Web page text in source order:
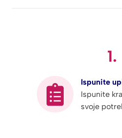
1.
Ispunite
Ispunite
svoje